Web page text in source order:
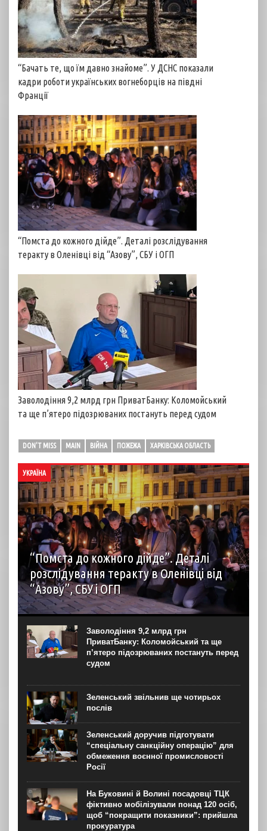
“Бачать те, що їм давно знайоме”. У ДСНС показали
кадри роботи українських вогнеборців на півдні
Франції
“Помста до кожного дійде”. Деталі розслідування
теракту в Оленівці від “Азову”, СБУ і ОГП
Заволодіння 9,2 млрд грн ПриватБанку: Коломойський
та ще п’ятеро підозрюваних постануть перед судом
DON'T MISS MAIN ВІЙНА ПОЖЕЖА ХАРКІВСЬКА ОБЛАСТЬ
УКРАЇНА
“Помста до кожного дійде”. Деталі
розслідування теракту в Оленівці від
“Азову”, СБУ і ОГП
автор: Наталія Терамае 28 липня рідні вцілілих
“азовців” в Оленівці виступили із шокуючою заявою.
Мовляв, списки полонених у “бараці 200”, де стався
вибух, укладав полонений представник корпусу. Заява...
Заволодіння 9,2 млрд грн
ПриватБанку: Коломойський та ще
п’ятеро підозрюваних постануть перед
судом
Зеленський звільнив ще чотирьох
послів
Зеленський доручив підготувати
“спеціальну санкційну операцію” для
обмеження воєнної промисловості
Росії
На Буковині й Волині посадовці ТЦК
фіктивно мобілізували понад 120 осіб,
щоб “покращити показники”: прийшла
прокуратура